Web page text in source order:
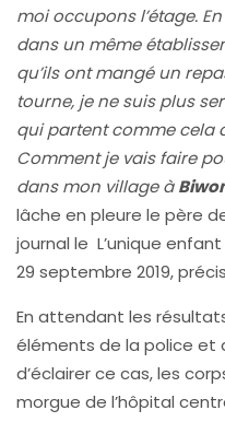
moi occupons l’étage.
dans un même
qu’ils ont mangé un
tourne, je ne suis plus
qui partent comme cela
Comment je vais faire
dans mon village à
lâche en pleure le père
journal le L’unique
29 septembre 2019,
En attendant les
éléments de la police et
d’éclairer ce cas, les
morgue de l’hôpital